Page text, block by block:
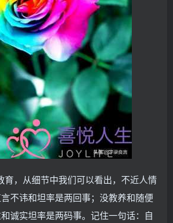
育，从细节中我们可以看出，不近人情
不讳和坦率是两回事；没教养和随便
诚实坦率是两码事。记住一句话：自